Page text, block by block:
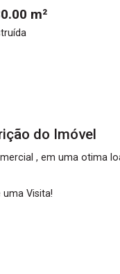
m²
do Imóvel
, em uma otima
uma Visita!